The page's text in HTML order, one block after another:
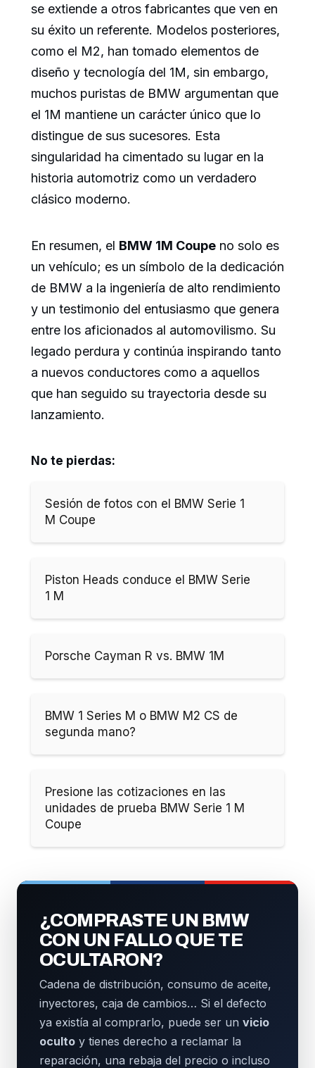
se extiende a otros fabricantes que ven en
su éxito un referente. Modelos posteriores,
como el M2, han tomado elementos de
diseño y tecnología del 1M, sin embargo,
muchos puristas de BMW argumentan que
el 1M mantiene un carácter único que lo
distingue de sus sucesores. Esta
singularidad ha cimentado su lugar en la
historia automotriz como un verdadero
clásico moderno.
En resumen, el BMW 1M Coupe no solo es
un vehículo; es un símbolo de la dedicación
de BMW a la ingeniería de alto rendimiento
y un testimonio del entusiasmo que genera
entre los aficionados al automovilismo. Su
legado perdura y continúa inspirando tanto
a nuevos conductores como a aquellos
que han seguido su trayectoria desde su
lanzamiento.
No te pierdas:
Sesión de fotos con el BMW Serie 1
M Coupe
Piston Heads conduce el BMW Serie
1 M
Porsche Cayman R vs. BMW 1M
BMW 1 Series M o BMW M2 CS de
segunda mano?
Presione las cotizaciones en las
unidades de prueba BMW Serie 1 M
Coupe
¿COMPRASTE UN BMW
CON UN FALLO QUE TE
OCULTARON?
Cadena de distribución, consumo de aceite,
inyectores, caja de cambios… Si el defecto
ya existía al comprarlo, puede ser un vicio
oculto y tienes derecho a reclamar la
reparación, una rebaja del precio o incluso